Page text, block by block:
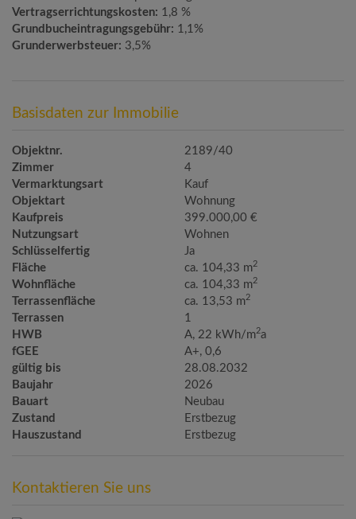
Vertragserrichtungskosten: 1,8 %
Grundbucheintragungsgebühr: 1,1%
Grunderwerbsteuer: 3,5%
Basisdaten zur Immobilie
Objektnr.
2189/40
Zimmer
4
Vermarktungsart
Kauf
Objektart
Wohnung
Kaufpreis
399.000,00 €
Nutzungsart
Wohnen
Schlüsselfertig
Ja
Fläche
ca. 104,33 m2
Wohnfläche ca. 104,33 m2
Terrassenfläche ca. 13,53 m2
Terrassen
1
HWB
A, 22 kWh/m2a
fGEE
A+, 0,6
gültig bis
28.08.2032
Baujahr
2026
Bauart
Neubau
Zustand
Erstbezug
Hauszustand
Erstbezug
Kontaktieren Sie uns